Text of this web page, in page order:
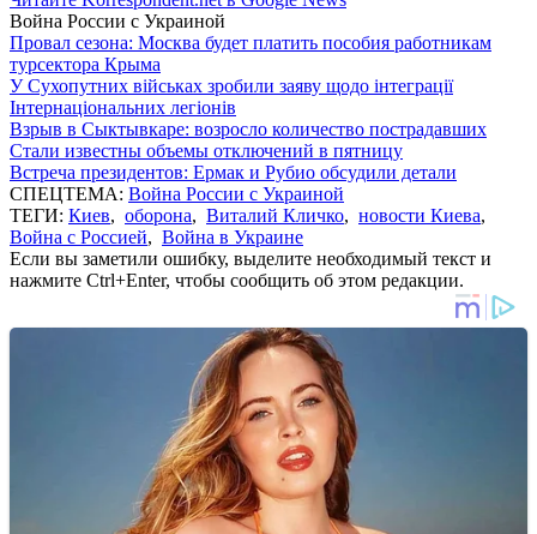
Война России с Украиной
Провал сезона: Москва будет платить пособия работникам
турсектора Крыма
У Сухопутних військах зробили заяву щодо інтеграції
Інтернаціональних легіонів
Взрыв в Сыктывкаре: возросло количество пострадавших
Стали известны объемы отключений в пятницу
Встреча президентов: Ермак и Рубио обсудили детали
СПЕЦТЕМА: Война России с Украиной
ТЕГИ: Киев, оборона, Виталий Кличко, новости Киева,
Война с Россией, Война в Украине
Если вы заметили ошибку, выделите необходимый текст и
нажмите Ctrl+Enter, чтобы сообщить об этом редакции.